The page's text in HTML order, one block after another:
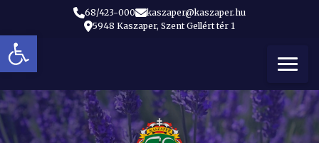
Eszköztár megnyitása
68/423-000
kaszaper@kaszaper.hu
5948 Kaszaper, Szent Gellért tér 1